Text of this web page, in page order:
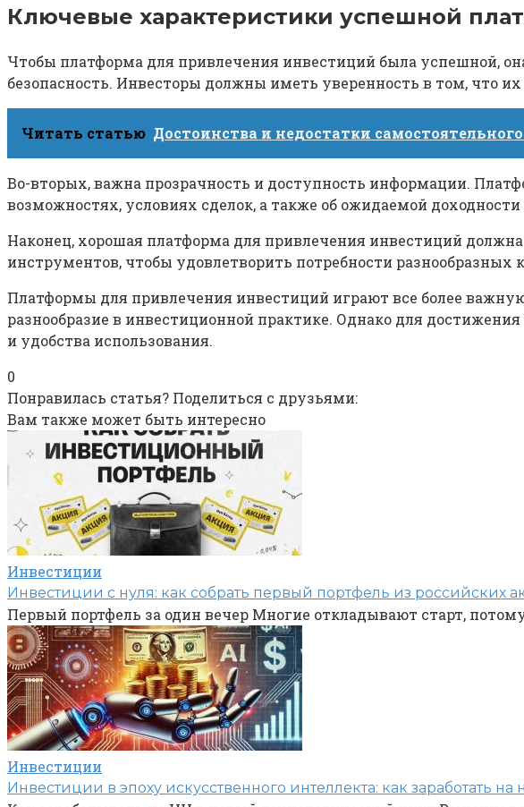
Ключевые характеристики успешной
Чтобы платформа для привлечения инвестиций была успешной,
безопасность. Инвесторы должны иметь уверенность в том, что
Читать статью Достоинства и недостатки
Во-вторых, важна прозрачность и доступность информации.
возможностях, условиях сделок, а также об ожидаемой доходности
Наконец, хорошая платформа для привлечения инвестиций
инструментов, чтобы удовлетворить потребности разнообразных
Платформы для привлечения инвестиций играют все более
разнообразие в инвестиционной практике. Однако для
и удобства использования.
0
Понравилась статья? Поделиться с друзьями:
Вам также может быть интересно
Инвестиции
Инвестиции с нуля: как собрать первый портфель из российских
Первый портфель за один вечер Многие откладывают старт,
Инвестиции
Инвестиции в эпоху искусственного интеллекта: как заработать